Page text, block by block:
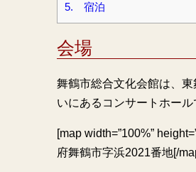
5.
宿泊
会場
舞鶴市総合文化会館は、
いにあるコンサートホール
[map width=”100%”
府舞鶴市字浜2021番地[/